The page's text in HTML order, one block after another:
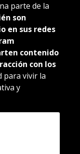
parte de la
son
en sus redes
contenido
con los
para vivir la
y